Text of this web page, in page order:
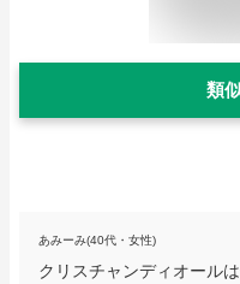
類
あみーみ(40代・女性)
クリスチャンディオール